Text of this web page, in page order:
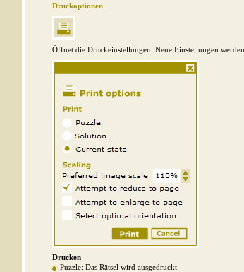
Druckoptionen
Öffnet die Druckeinstellungen. Neue Einstellungen
Drucken
Puzzle: Das Rätsel wird ausgedruckt.